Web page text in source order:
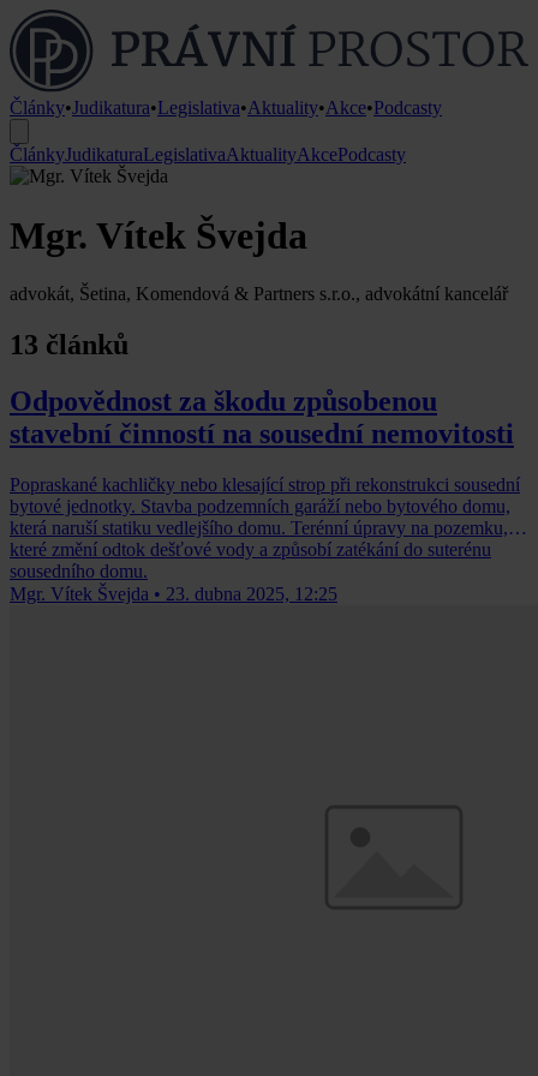
Články•Judikatura•Legislativa•Aktuality•Akce•Podcasty
ČlánkyJudikaturaLegislativaAktualityAkcePodcasty
Mgr. Vítek Švejda
advokát, Šetina, Komendová & Partners s.r.o., advokátní kancelář
13 článků
Odpovědnost za škodu způsobenou
stavební činností na sousední nemovitosti
Popraskané kachličky nebo klesající strop při rekonstrukci sousední
bytové jednotky. Stavba podzemních garáží nebo bytového domu,
která naruší statiku vedlejšího domu. Terénní úpravy na pozemku,
které změní odtok dešťové vody a způsobí zatékání do suterénu
sousedního domu.
Mgr. Vítek Švejda • 23. dubna 2025, 12:25